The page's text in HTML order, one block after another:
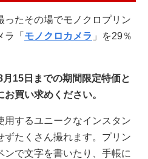
ったその場でモノクロプリン
ラ「 モノクロカメラ 」を29％
15日までの期間限定特価と
買い求めください。
するユニークなインスタン
ずたくさん撮れます。プリン
ンで文字を書いたり、手帳に